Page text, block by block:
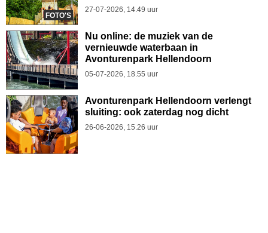
FOTO'S
27-07-2026, 14.49 uur
Nu online: de muziek van de
vernieuwde waterbaan in
Avonturenpark Hellendoorn
05-07-2026, 18.55 uur
Avonturenpark Hellendoorn verlengt
sluiting: ook zaterdag nog dicht
26-06-2026, 15.26 uur